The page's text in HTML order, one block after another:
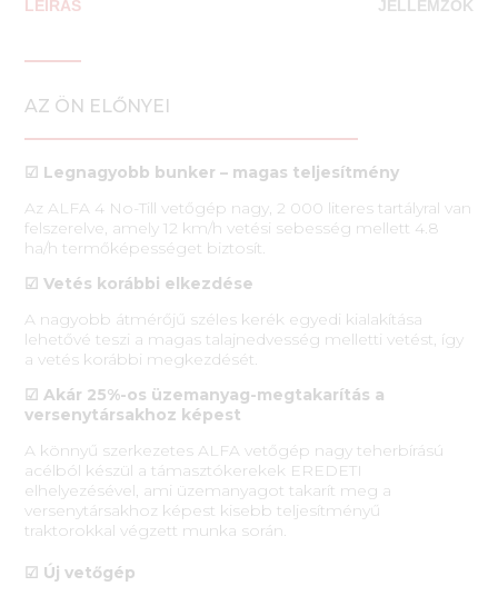
LEÍRÁS JELLEMZŐK
AZ ÖN ELŐNYEI
☑ Legnagyobb bunker – magas teljesítmény
Az ALFA 4 No-Till vetőgép nagy, 2 000 literes tartályral van
felszerelve, amely 12 km/h vetési sebesség mellett 4.8
ha/h termőképességet biztosít.
☑ Vetés korábbi elkezdése
A nagyobb átmérőjű széles kerék egyedi kialakítása
lehetővé teszi a magas talajnedvesség melletti vetést, így
a vetés korábbi megkezdését.
☑ Akár 25%-os üzemanyag-megtakarítás a
versenytársakhoz képest
A könnyű szerkezetes ALFA vetőgép nagy teherbírású
acélból készül a támasztókerekek EREDETI
elhelyezésével, ami üzemanyagot takarít meg a
versenytársakhoz képest kisebb teljesítményű
traktorokkal végzett munka során.
☑ Új vetőgép